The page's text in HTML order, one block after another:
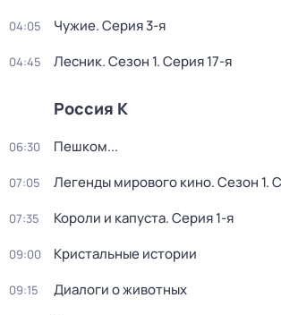
04:05 Чужие. Серия 3-я
04:45 Лесник. Сезон 1. Серия 17-я
Россия К
06:30 Пешком...
07:05 Легенды мирового кино. Сезон 1.
07:35 Короли и капуста. Серия 1-я
09:00 Кристальные истории
09:15 Диалоги о животных